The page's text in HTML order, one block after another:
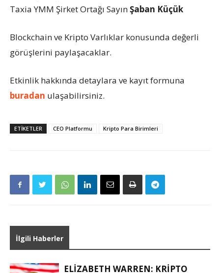
Taxia YMM Şirket Ortağı SayınŞaban Küçük
Blockchain ve Kripto Varlıklar konusunda değerli
görüşlerini paylaşacaklar.
Etkinlik hakkında detaylara ve kayıt formuna
buradan ulaşabilirsiniz.
ETIKETLER CEO Platformu Kripto Para Birimleri
İlgili Haberler
ELIZABETH WARREN: KRIPTO